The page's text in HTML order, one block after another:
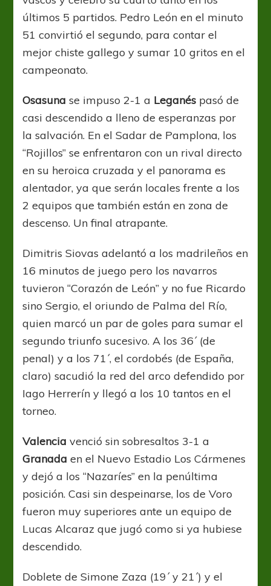
últimos 5 partidos. Pedro León en el minuto
51 convirtió el segundo, para contar el
mejor chiste gallego y sumar 10 gritos en el
campeonato.
Osasuna se impuso 2-1 a Leganés pasó de
casi descendido a lleno de esperanzas por
la salvación. En el Sadar de Pamplona, los
“Rojillos” se enfrentaron con un rival directo
en su heroica cruzada y el panorama es
alentador, ya que serán locales frente a los
2 equipos que también están en zona de
descenso. Un final atrapante.
Dimitris Siovas adelantó a los madrileños en
16 minutos de juego pero los navarros
tuvieron “Corazón de León” y no fue Ricardo
sino Sergio, el oriundo de Palma del Río,
quien marcó un par de goles para sumar el
segundo triunfo sucesivo. A los 36´ (de
penal) y a los 71´, el cordobés (de España,
claro) sacudió la red del arco defendido por
Iago Herrerín y llegó a los 10 tantos en el
torneo.
Valencia venció sin sobresaltos 3-1 a
Granada en el Nuevo Estadio Los Cármenes
y dejó a los “Nazaríes” en la penúltima
posición. Casi sin despeinarse, los de Voro
fueron muy superiores ante un equipo de
Lucas Alcaraz que jugó como si ya hubiese
descendido.
Doblete de Simone Zaza (19´ y 21´) y el